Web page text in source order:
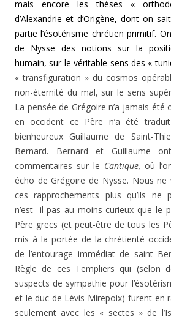
mais encore les thèses «
d’Alexandrie et d’Origène, dont on
partie l’ésotérisme chrétien primitif.
de Nysse des notions sur la
humain, sur le véritable sens des «
« transfiguration » du cosmos
non-éternité du mal, sur le sens
La pensée de Grégoire n’a jamais été
en occident ce Père n’a été
bienheureux Guillaume de Saint-
Bernard. Bernard et Guillaume
commentaires sur le Cantique, où
écho de Grégoire de Nysse. Nous
ces rapprochements plus qu’ils ne
n’est- il pas au moins curieux que le
Père grecs (et peut-être de tous les
mis à la portée de la chrétienté
de l’entourage immédiat de saint
Règle de ces Templiers qui (selon
suspects de sympathie pour
et le duc de Lévis-Mirepoix) furent en
seulement avec les « sectes » de